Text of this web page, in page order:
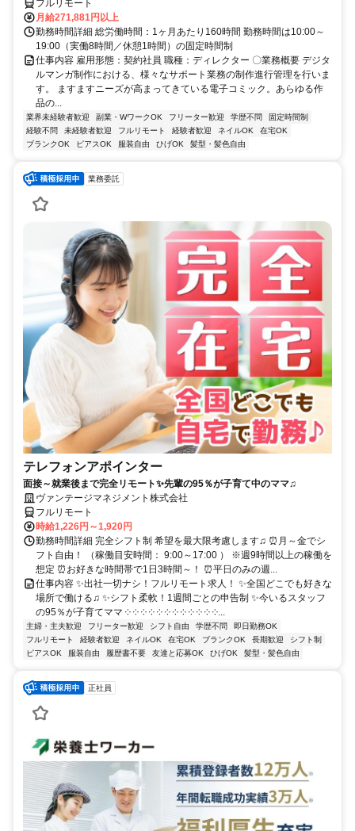
フルリモート
月給271,881円以上
勤務時間詳細 総労働時間：1ヶ月あたり160時間 勤務時間は10:00～
19:00（実働8時間／休憩1時間）の固定時間制
仕事内容 雇用形態：契約社員 職種：ディレクター 〇業務概要 デジタ
ルマンガ制作における、様々なサポート業務の制作進行管理を行いま
す。 ますますニーズが高まってきている電子コミック。あらゆる作
品の...
業界未経験者歓迎 副業・WワークOK フリーター歓迎 学歴不問
固定時間制
経験不問
未経験者歓迎 フルリモート 経験者歓迎 ネイルOK
在宅OK
ブランクOK
ピアスOK 服装自由 ひげOK 髪型・髪色自由
業務委託
テレフォンアポインター
面接～就業後まで完全リモート✨先輩の95％が子育て中のママ♫
ヴァンテージマネジメント株式会社
フルリモート
時給1,226円～1,920円
勤務時間詳細 完全シフト制 希望を最大限考慮します♫ ⏰月～金でシ
フト自由！ （稼働目安時間： 9:00～17:00 ） ※週9時間以上の稼働を
想定 ⏰お好きな時間帯で1日3時間～！ ⏰平日のみの週...
仕事内容 ✨出社一切ナシ！フルリモート求人！ ✨全国どこでも好きな
場所で働ける♫ ✨シフト柔軟！1週間ごとの申告制 ✨今いるスタッフ
の95％が子育てママ ༶ ༶ ༶ ༶ ༶ ༶ ༶ ༶ ༶ ༶ ༶ ༶...
主婦・主夫歓迎 フリーター歓迎 シフト自由 学歴不問
即日勤務OK
フルリモート
経験者歓迎 ネイルOK 在宅OK ブランクOK 長期歓迎
シフト制
ピアスOK
服装自由 履歴書不要 友達と応募OK ひげOK 髪型・髪色自由
正社員